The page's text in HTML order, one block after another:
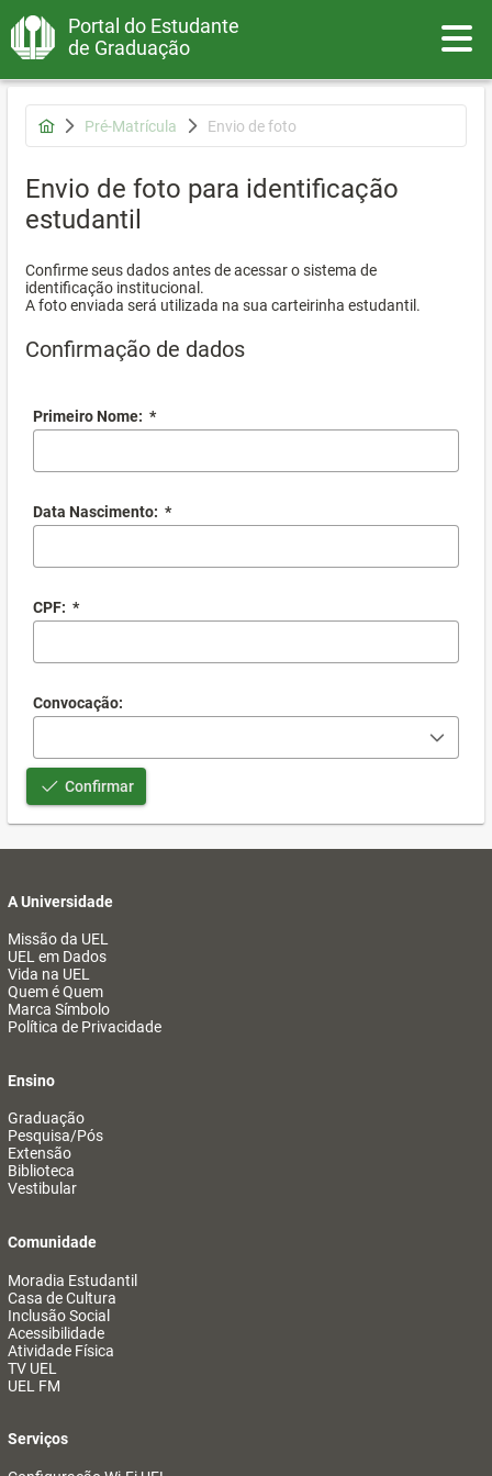
Portal do Estudante
de Graduação
Pré-Matrícula Envio de foto
Envio de foto para identificação
estudantil
Confirme seus dados antes de acessar o sistema de
identificação institucional.
A foto enviada será utilizada na sua carteirinha estudantil.
Confirmação de dados
Primeiro Nome: *
Data Nascimento: *
CPF: *
Convocação:
Confirmar
A Universidade
Missão da UEL
UEL em Dados
Vida na UEL
Quem é Quem
Marca Símbolo
Política de Privacidade
Ensino
Graduação
Pesquisa/Pós
Extensão
Biblioteca
Vestibular
Comunidade
Moradia Estudantil
Casa de Cultura
Inclusão Social
Acessibilidade
Atividade Física
TV UEL
UEL FM
Serviços